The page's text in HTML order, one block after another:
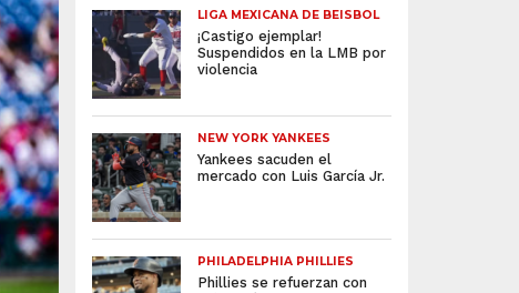
LIGA MEXICANA DE BEISBOL
¡Castigo ejemplar!
Suspendidos en la LMB por
violencia
NEW YORK YANKEES
Yankees sacuden el
mercado con Luis García Jr.
PHILADELPHIA PHILLIES
Phillies se refuerzan con